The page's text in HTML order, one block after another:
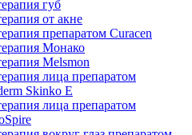
губ
от акне
препаратом Curacen
Монако
Melsmon
лица препаратом
Skinko E
лица препаратом